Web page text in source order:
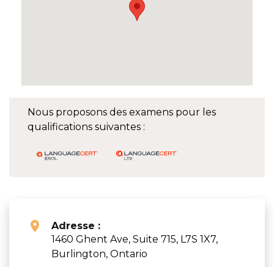
Nous proposons des examens pour les
qualifications suivantes :
Adresse :
1460 Ghent Ave, Suite 715, L7S 1X7,
Burlington, Ontario